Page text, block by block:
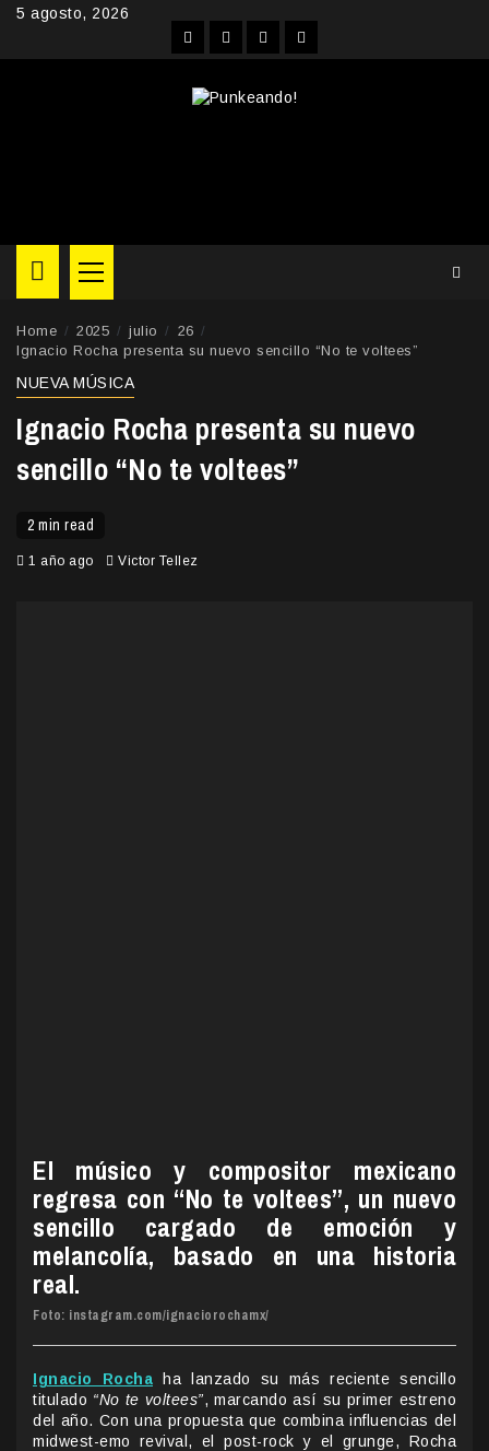
Skip5 agosto, 2026
FacebookInstagram
YouTubeTwitter
Primary
Menu
Home 2025 julio
26
Ignacio Rocha presenta su nuevo sencillo “No te voltees”
NUEVA MÚSICA
Ignacio Rocha presenta su nuevo
sencillo “No te voltees”
2 min read
1 año ago Victor Tellez
El músico y compositor mexicano
regresa con “No te voltees”, un nuevo
sencillo cargado de emoción y
melancolía, basado en una historia
real.
Foto: instagram.com/ignaciorochamx/
Ignacio Rocha ha lanzado su más reciente sencillo
titulado “No te voltees”, marcando así su primer estreno
del año. Con una propuesta que combina influencias del
midwest-emo revival, el post-rock y el grunge, Rocha